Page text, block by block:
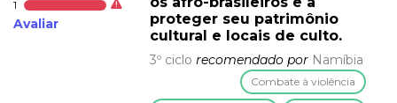
1
Avaliar
proteger seu patrimônio
cultural e locais de culto.
3º ciclo recomendado por Namíbia
Combate à violência